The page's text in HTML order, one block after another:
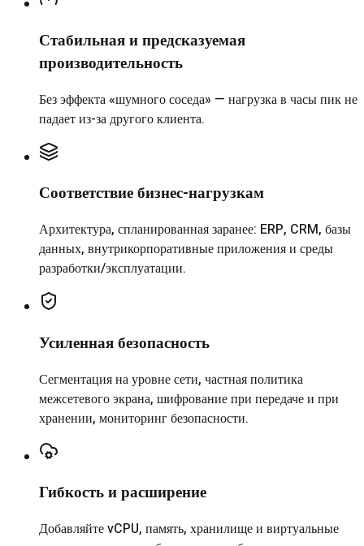
Стабильная и предсказуемая
производительность
Без эффекта «шумного соседа» — нагрузка в часы пик не
падает из-за другого клиента.
Соответствие бизнес-нагрузкам
Архитектура, спланированная заранее: ERP, CRM, базы
данных, внутрикорпоративные приложения и среды
разработки/эксплуатации.
Усиленная безопасность
Сегментация на уровне сети, частная политика
межсетевого экрана, шифрование при передаче и при
хранении, мониторинг безопасности.
Гибкость и расширение
Добавляйте vCPU, память, хранилище и виртуальные